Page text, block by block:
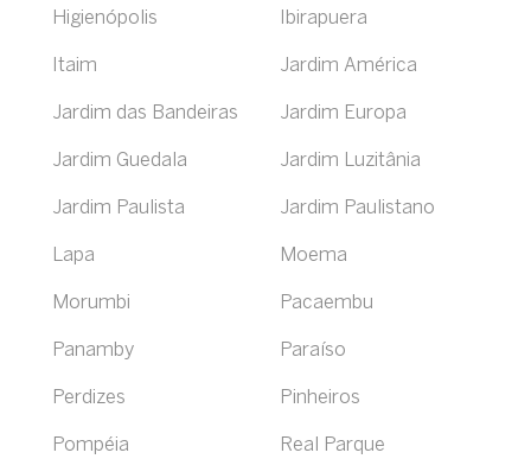
Higienópolis Ibirapuera
Itaim Jardim América
Jardim das Bandeiras Jardim Europa
Jardim Guedala Jardim Luzitânia
Jardim Paulista Jardim Paulistano
Lapa Moema
Morumbi Pacaembu
Panamby Paraíso
Perdizes Pinheiros
Pompéia Real Parque